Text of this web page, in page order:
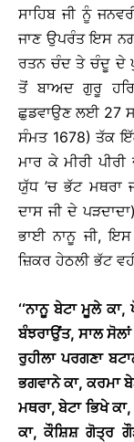
ਸਾਹਿਬ ਜੀ ਨੂੰ
ਜਾਣ ਉਪਰੰਤ ਇਸ
ਰਤਨ ਚੰਦ ਤੇ ਚੰਦੂ ਦੇ
ਤੋਂ ਬਾਅਦ ਗੁਰੂ
ਛੁਡਵਾਉਣ ਲਈ 27
ਸੰਮਤ 1678) ਤੱਕ
ਮਾਰ ਕੇ ਮੀਰੀ
ਯੁੱਧ ’ਚ ਭੱਟ ਮਥਰਾ
ਦਾਸ ਜੀ ਦੇ
ਭਾਈ ਨਾਨੂ ਜੀ,
ਜ਼ਿਕਰ ਹੇਠਲੀ ਭੱਟ
‘‘ਨਾਨੂ ਬੇਟਾ ਮੂਲੇ
ਬੰਝਰਾਉਂਤ, ਸਾਲ
ਰੁਹੀਲਾ ਪਰਗਣਾ
ਭਗਵਾਨੇ ਕਾ, ਕਰਮਾ
ਮਥਰਾ, ਬੇਟਾ ਭਿਖੇ
ਕਾ, ਕੌਸ਼ਿਸ਼ ਗੋਤ੍ਰ